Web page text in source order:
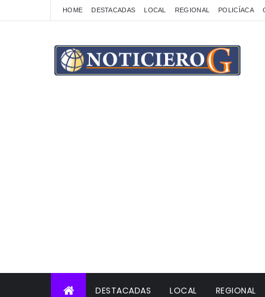
HOME DESTACADAS LOCAL REGIONAL POLICÍACA
DESTACADAS LOCAL REGIONAL